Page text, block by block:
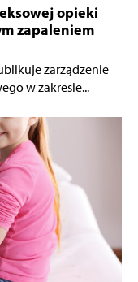
opieki
zapaleniem
zarządzenie
w zakresie...